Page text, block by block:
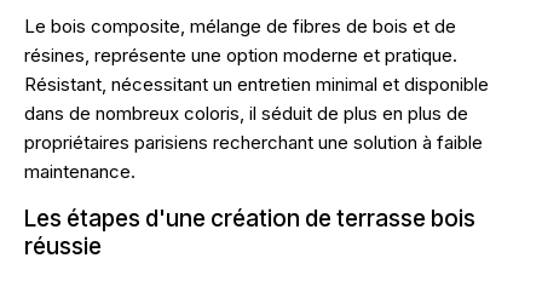
Le bois composite, mélange de fibres de bois et de
résines, représente une option moderne et pratique.
Résistant, nécessitant un entretien minimal et disponible
dans de nombreux coloris, il séduit de plus en plus de
propriétaires parisiens recherchant une solution à faible
maintenance.
Les étapes d'une création de terrasse bois
réussie